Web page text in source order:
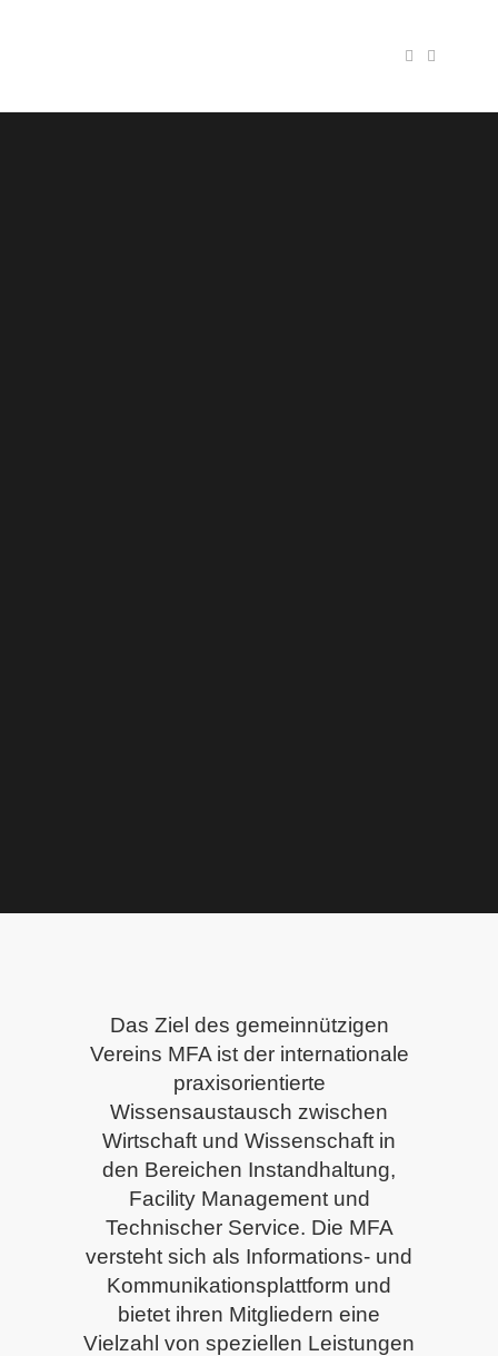
Das Ziel des gemeinnützigen
Vereins MFA ist der internationale
praxisorientierte
Wissensaustausch zwischen
Wirtschaft und Wissenschaft in
den Bereichen Instandhaltung,
Facility Management und
Technischer Service. Die MFA
versteht sich als Informations- und
Kommunikationsplattform und
bietet ihren Mitgliedern eine
Vielzahl von speziellen Leistungen